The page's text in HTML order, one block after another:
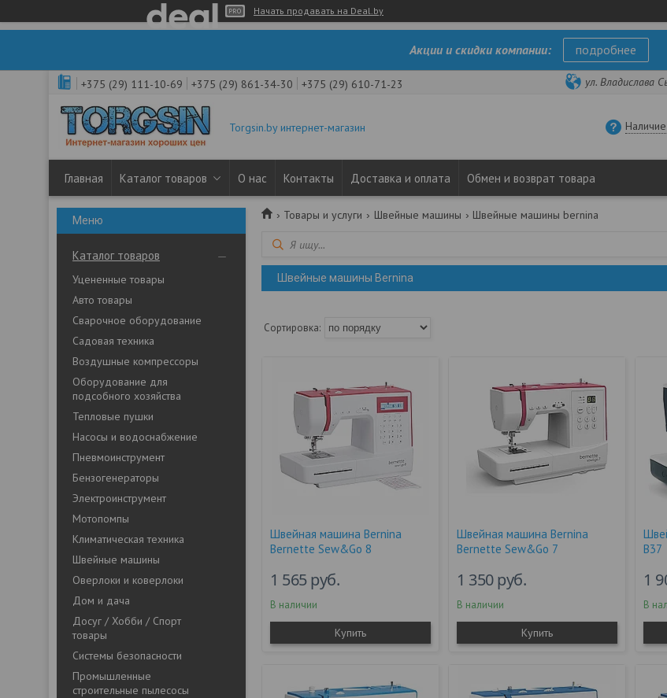
Начать продавать на Deal.by
Акции и скидки компании: подробнее
+375 (29) 111-10-69 +375 (29) 861-34-30 +375 (29) 610-71-23 ул. Владислава
Torgsin.by интернет-магазин
Главная Каталог товаров О нас Контакты Доставка и оплата Обмен и возврат товара
Каталог товаров
Уцененные товары
Авто товары
Сварочное оборудование
Садовая техника
Воздушные компрессоры
Оборудование для
подсобного хозяйства
Тепловые пушки
Насосы и водоснабжение
Пневмоинструмент
Бензогенераторы
Электроинструмент
Мотопомпы
Климатическая техника
Швейные машины
Оверлоки и коверлоки
Дом и дача
Досуг / Хобби / Спорт
товары
Системы безопасности
Промышленные
строительные пылесосы
Товары и услуги Швейные машины Швейные машины bernina
Швейные машины Bernina
Швейная машина Bernina
Bernette Sew&Go 8
1 565руб.
В наличии
Купить
Швейная машина Bernina
Bernette Sew&Go 7
1 350руб.
В наличии
Купить
B37
1
В